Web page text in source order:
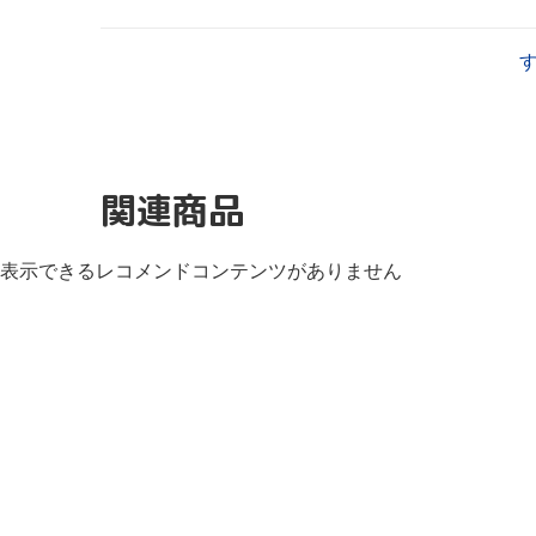
関連商品
表示できるレコメンドコンテンツがありません